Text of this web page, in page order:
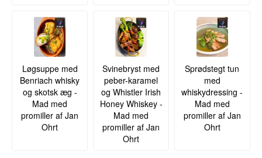
Løgsuppe med
Benriach whisky
og skotsk æg -
Mad med
promiller af Jan
Ohrt
Svinebryst med
peber-karamel
og Whistler Irish
Honey Whiskey -
Mad med
promiller af Jan
Ohrt
Sprødstegt tun
med
whiskydressing -
Mad med
promiller af Jan
Ohrt